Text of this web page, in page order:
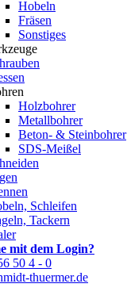
Hobeln
Fräsen
Sonstiges
Holzbohrer
Metallbohrer
Beton- & Steinbohrer
SDS-Meißel
Schleifen
Tackern
mit dem Login?
50 4 - 0
thuermer.de